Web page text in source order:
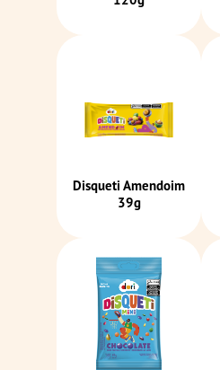
Disqueti Amendoim
39g